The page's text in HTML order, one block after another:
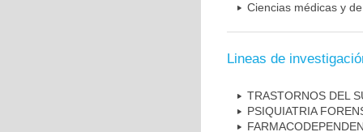
Ciencias médicas y
Lineas de
TRASTORNOS DEL
PSIQUIATRIA